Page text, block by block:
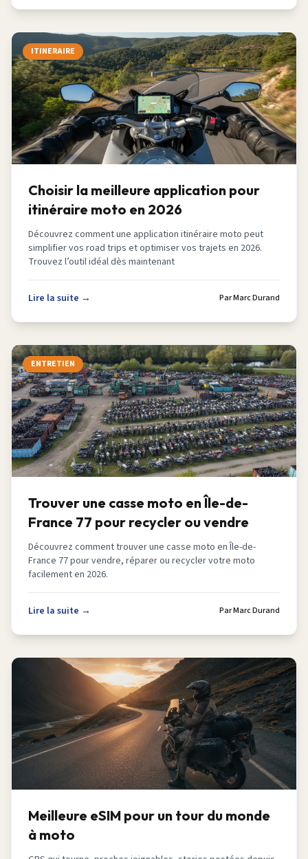
ITINERAIRE
Choisir la meilleure application pour
itinéraire moto en 2026
Découvrez comment une application itinéraire moto peut
simplifier vos road trips et optimiser vos trajets en 2026.
Trouvez l’outil idéal dès maintenant
Lire la suite → ParMarc Durand
ENTRETIEN
Trouver une casse moto en Île-de-
France 77 pour recycler ou vendre
Découvrez comment trouver une casse moto en Île-de-
France 77 pour vendre, réparer ou recycler votre moto
facilement en 2026.
Lire la suite → ParMarc Durand
Meilleure eSIM pour un tour du monde
à moto